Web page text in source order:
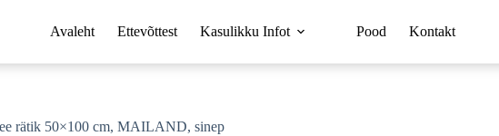
Avaleht Ettevõttest Kasulikku Infot Pood Kontakt
rätik 50×100 cm, MAILAND, sinep